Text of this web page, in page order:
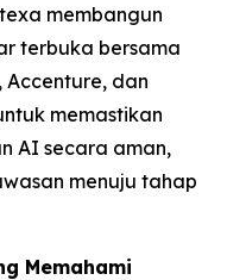
membangun
terbuka bersama
Accenture, dan
memastikan
AI secara aman,
menuju tahap
Memahami